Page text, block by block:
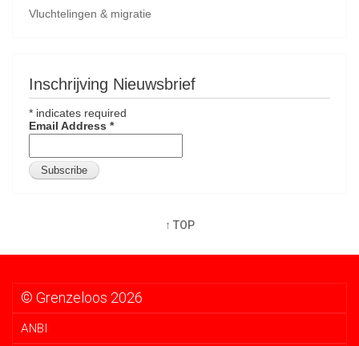
Vluchtelingen & migratie
Inschrijving Nieuwsbrief
* indicates required
Email Address *
↑ TOP
© Grenzeloos 2026
ANBI